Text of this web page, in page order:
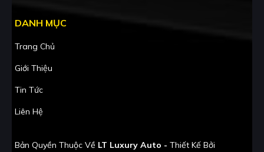
DANH MỤC
Trang Chủ
Giới Thiệu
Tin Tức
Liên Hệ
Bản Quyền Thuộc Về LT Luxury Auto - Thiết Kế Bởi